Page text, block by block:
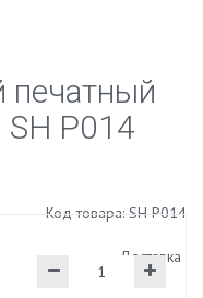
печатный
SH Р014
Код товара: SH Р014
Доставка